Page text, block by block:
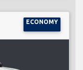
ECONOMY